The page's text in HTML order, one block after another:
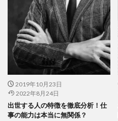
2019年10月23日
2022年8月24日
出世する人の特徴を徹底分析！仕
事の能力は本当に無関係？